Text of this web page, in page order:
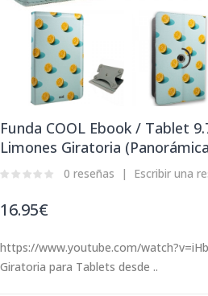
Funda COOL Ebook / Tablet
Limones Giratoria
0 reseñas Escribir una
16.95€
https://www.youtube.com/
Giratoria para Tablets desde ..